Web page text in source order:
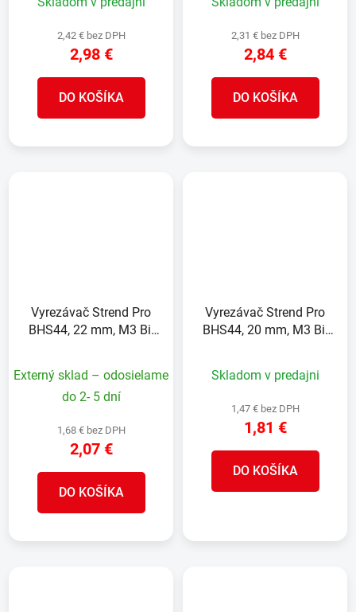
2,42 € bez DPH
2,98 €
DO KOŠÍKA
2,31 € bez DPH
2,84 €
DO KOŠÍKA
Vyrezávač Strend Pro
BHS44, 22 mm, M3 Bi-
Externý sklad – odosielame
do 2- 5 dní
1,68 € bez DPH
2,07 €
DO KOŠÍKA
Vyrezávač Strend Pro
BHS44, 20 mm, M3 Bi-
Skladom v predajni
1,47 € bez DPH
1,81 €
DO KOŠÍKA